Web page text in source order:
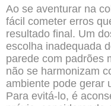
Ao se aventurar na
fácil cometer erros
resultado final. Um
escolha inadequada
parede com padrões
não se harmonizam
ambiente pode gerar
Para evitá-lo, é